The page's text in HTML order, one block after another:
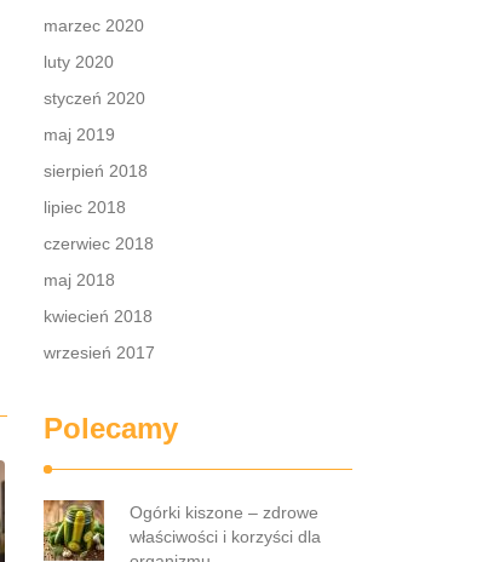
marzec 2020
luty 2020
styczeń 2020
maj 2019
sierpień 2018
lipiec 2018
czerwiec 2018
maj 2018
kwiecień 2018
wrzesień 2017
Polecamy
Ogórki kiszone – zdrowe
właściwości i korzyści dla